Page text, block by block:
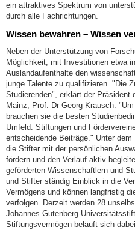
ein attraktives Spektrum von
durch alle Fachrichtungen.
Wissen bewahren – Wissen
Neben der Unterstützung von
Möglichkeit, mit Investitionen etwa
Auslandaufenthalte den
junge Talente zu qualifizieren. "Die
Studierenden", erklärt der Präsident
Mainz, Prof. Dr Georg Krausch.
brauchen sie die besten
Umfeld. Stiftungen und
entscheidende Beiträge." Unter
die Stifter mit der persönlichen
fördern und den Verlauf aktiv
geförderten Wissenschaftlern und
und Stifter ständig Einblick in die
Vermögens und können langfristig
verfolgen. Derzeit werden 28
Johannes Gutenberg-
Stiftungsvermögen beläuft sich